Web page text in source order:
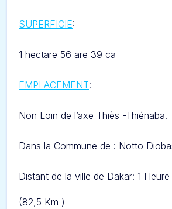
SUPERFICIE:
1 hectare 56 are 39 ca
EMPLACEMENT:
Non Loin de l’axe Thiès -Thiénaba.
Dans la Commune de : Notto
Distant de la ville de Dakar: 1
(82,5 Km )